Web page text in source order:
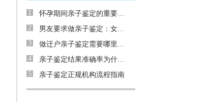
1
怀孕期间亲子鉴定的重要性与解决的问题
2
男友要求做亲子鉴定：女生能拒绝吗？
3
做迁户亲子鉴定需要哪里材料
4
亲子鉴定结果准确率为什么只有99.999%
5
亲子鉴定正规机构流程指南